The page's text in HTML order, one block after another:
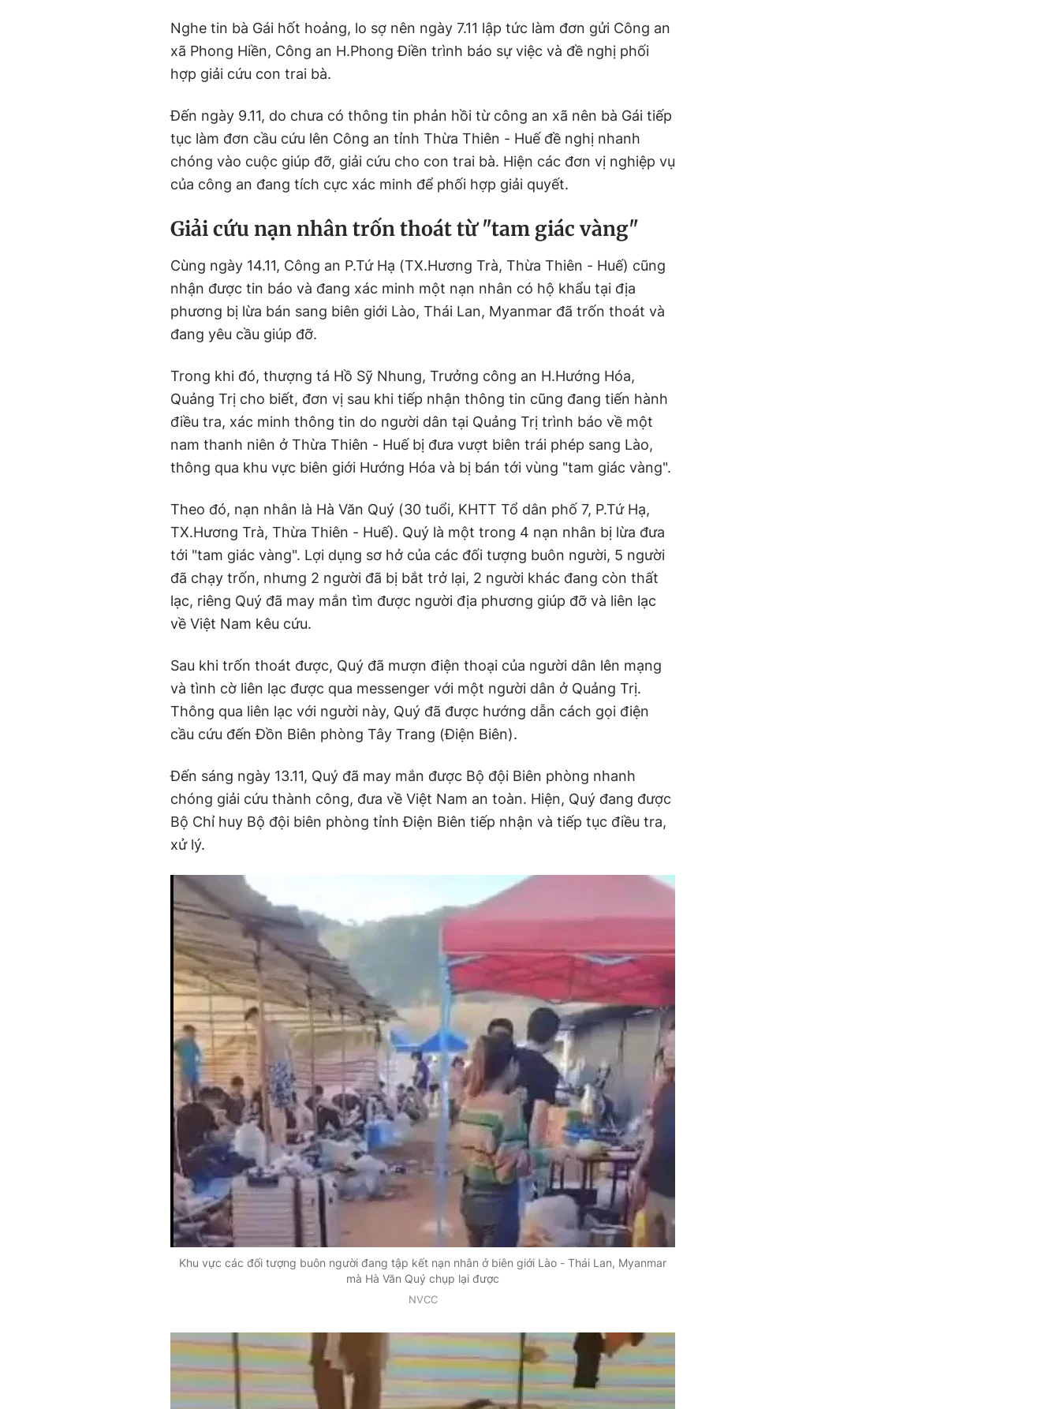
Nghe tin bà Gái hốt hoảng, lo sợ nên ngày 7.11 lập tức làm đơn gửi Công an
xã Phong Hiền, Công an H.Phong Điền trình báo sự việc và đề nghị phối
hợp giải cứu con trai bà.
Đến ngày 9.11, do chưa có thông tin phản hồi từ công an xã nên bà Gái tiếp
tục làm đơn cầu cứu lên Công an tỉnh Thừa Thiên - Huế đề nghị nhanh
chóng vào cuộc giúp đỡ, giải cứu cho con trai bà. Hiện các đơn vị nghiệp vụ
của công an đang tích cực xác minh để phối hợp giải quyết.
Giải cứu nạn nhân trốn thoát từ "tam giác vàng"
Cùng ngày 14.11, Công an P.Tứ Hạ (TX.Hương Trà, Thừa Thiên - Huế) cũng
nhận được tin báo và đang xác minh một nạn nhân có hộ khẩu tại địa
phương bị lừa bán sang biên giới Lào, Thái Lan, Myanmar đã trốn thoát và
đang yêu cầu giúp đỡ.
Trong khi đó, thượng tá Hồ Sỹ Nhung, Trưởng công an H.Hướng Hóa,
Quảng Trị cho biết, đơn vị sau khi tiếp nhận thông tin cũng đang tiến hành
điều tra, xác minh thông tin do người dân tại Quảng Trị trình báo về một
nam thanh niên ở Thừa Thiên - Huế bị đưa vượt biên trái phép sang Lào,
thông qua khu vực biên giới Hướng Hóa và bị bán tới vùng "tam giác vàng".
Theo đó, nạn nhân là Hà Văn Quý (30 tuổi, KHTT Tổ dân phố 7, P.Tứ Hạ,
TX.Hương Trà, Thừa Thiên - Huế). Quý là một trong 4 nạn nhân bị lừa đưa
tới "tam giác vàng". Lợi dụng sơ hở của các đối tượng buôn người, 5 người
đã chạy trốn, nhưng 2 người đã bị bắt trở lại, 2 người khác đang còn thất
lạc, riêng Quý đã may mắn tìm được người địa phương giúp đỡ và liên lạc
về Việt Nam kêu cứu.
Sau khi trốn thoát được, Quý đã mượn điện thoại của người dân lên mạng
và tình cờ liên lạc được qua messenger với một người dân ở Quảng Trị.
Thông qua liên lạc với người này, Quý đã được hướng dẫn cách gọi điện
cầu cứu đến Đồn Biên phòng Tây Trang (Điện Biên).
Đến sáng ngày 13.11, Quý đã may mắn được Bộ đội Biên phòng nhanh
chóng giải cứu thành công, đưa về Việt Nam an toàn. Hiện, Quý đang được
Bộ Chỉ huy Bộ đội biên phòng tỉnh Điện Biên tiếp nhận và tiếp tục điều tra,
xử lý.
Khu vực các đối tượng buôn người đang tập kết nạn nhân ở biên giới Lào - Thái Lan, Myanmar
mà Hà Văn Quý chụp lại được
NVCC